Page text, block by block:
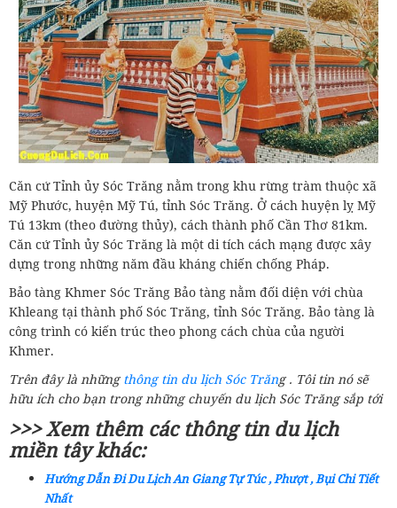
Căn cứ Tỉnh ủy Sóc Trăng nằm trong khu rừng tràm thuộc xã
Mỹ Phước, huyện Mỹ Tú, tỉnh Sóc Trăng. Ở cách huyện lỵ Mỹ
Tú 13km (theo đường thủy), cách thành phố Cần Thơ 81km.
Căn cứ Tỉnh ủy Sóc Trăng là một di tích cách mạng được xây
dựng trong những năm đầu kháng chiến chống Pháp.
Bảo tàng Khmer Sóc Trăng Bảo tàng nằm đối diện với chùa
Khleang tại thành phố Sóc Trăng, tỉnh Sóc Trăng. Bảo tàng là
công trình có kiến trúc theo phong cách chùa của người
Khmer.
Trên đây là những thông tin du lịch Sóc Trăng . Tôi tin nó sẽ
hữu ích cho bạn trong những chuyến du lịch Sóc Trăng sắp tới
>>> Xem thêm các thông tin du lịch
miền tây khác:
Hướng Dẫn Đi Du Lịch An Giang Tự Túc , Phượt , Bụi Chi Tiết
Nhất